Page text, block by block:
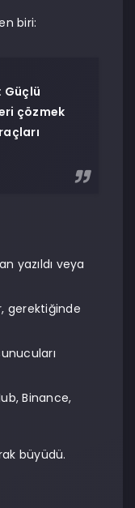
biri:
Güçlü
çözmek
yazıldı veya
gerektiğinde
Binance,
büyüdü.